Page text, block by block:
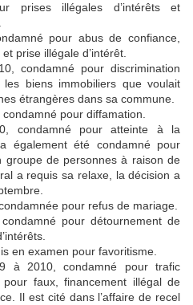
prises illégales d’intérêts et
pour abus de confiance,
prise illégale d’intérêt.
condamné pour discrimination
biens immobiliers que voulait
étrangères dans sa commune.
pour diffamation.
condamné pour atteinte à la
également été condamné pour
groupe de personnes à raison de
a requis sa relaxe, la décision a
pour refus de mariage.
pour détournement de
en examen pour favoritisme.
à 2010, condamné pour trafic
pour faux, financement illégal de
Il est cité dans l’affaire de recel